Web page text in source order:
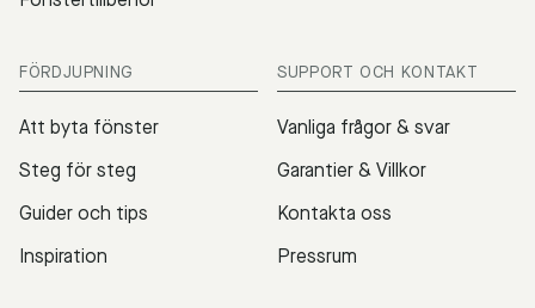
FÖRDJUPNING
Att byta fönster
Steg för steg
Guider och tips
Inspiration
SUPPORT OCH KONTAKT
Vanliga frågor & svar
Garantier & Villkor
Kontakta oss
Pressrum